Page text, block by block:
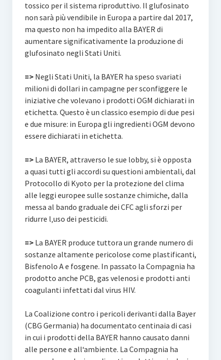
tossico per il sistema riproduttivo. Il glufosinato
non sarà più vendibile in Europa a partire dal 2017,
ma questo non ha impedito alla BAYER di
aumentare significativamente la produzione di
glufosinato negli Stati Uniti.
=>Negli Stati Uniti, la BAYER ha speso svariati
milioni di dollari in campagne per sconfiggere le
iniziative che volevano i prodotti OGM dichiarati in
etichetta. Questo è un classico esempio di due pesi
e due misure: in Europa gli ingredienti OGM devono
essere dichiarati in etichetta.
=>La BAYER, attraverso le sue lobby, si è opposta
a quasi tutti gli accordi su questioni ambientali, dal
Protocollo di Kyoto per la protezione del clima
alle leggi europee sulle sostanze chimiche, dalla
messa al bando graduale dei CFC agli sforzi per
ridurre l‚uso dei pesticidi.
=>La BAYER produce tuttora un grande numero di
sostanze altamente pericolose come plastificanti,
Bisfenolo A e fosgene. In passato la Compagnia ha
prodotto anche PCB, gas velenosi e prodotti anti
coagulanti infettati dal virus HIV.
La Coalizione contro i pericoli derivanti dalla Bayer
(CBG Germania) ha documentato centinaia di casi
in cui i prodotti della BAYER hanno causato danni
alle persone e all‘ambiente. La Compagnia ha